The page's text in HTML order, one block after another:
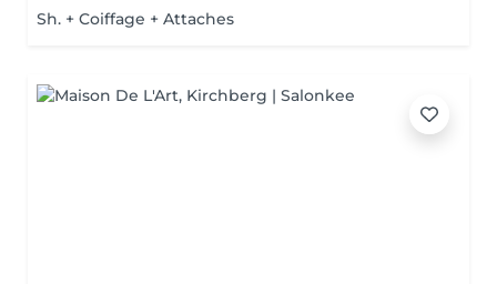
Sh. + Coiffage + Attaches